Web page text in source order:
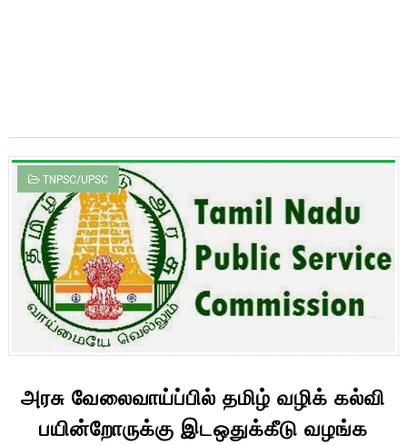
TNPSC/UPSC
அரசு வேலைவாய்ப்பில் தமிழ் வழிக் கல்வி
பயின்றோருக்கு இடஒதுக்கீடு வழங்க